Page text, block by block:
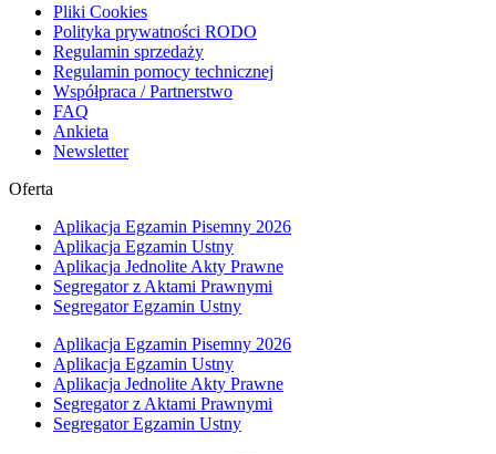
Pliki Cookies
Polityka prywatności RODO
Regulamin sprzedaży
Regulamin pomocy technicznej
Współpraca / Partnerstwo
FAQ
Ankieta
Newsletter
Oferta
Aplikacja Egzamin Pisemny 2026
Aplikacja Egzamin Ustny
Aplikacja Jednolite Akty Prawne
Segregator z Aktami Prawnymi
Segregator Egzamin Ustny
Aplikacja Egzamin Pisemny 2026
Aplikacja Egzamin Ustny
Aplikacja Jednolite Akty Prawne
Segregator z Aktami Prawnymi
Segregator Egzamin Ustny